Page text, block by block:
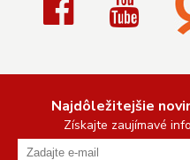
Najdôležitejšie
Získajte zaujímavé